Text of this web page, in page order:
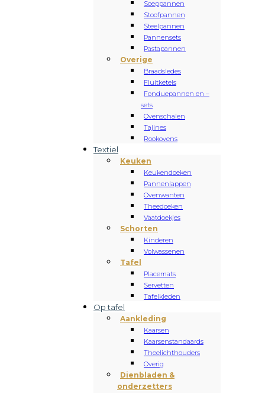
Soeppannen
Stoofpannen
Steelpannen
Pannensets
Pastapannen
Overige
Braadsledes
Fluitketels
Fonduepannen en –
sets
Ovenschalen
Tajines
Rookovens
Textiel
Keuken
Keukendoeken
Pannenlappen
Ovenwanten
Theedoeken
Vaatdoekjes
Schorten
Kinderen
Volwassenen
Tafel
Placemats
Servetten
Tafelkleden
Op tafel
Aankleding
Kaarsen
Kaarsenstandaards
Theelichthouders
Overig
Dienbladen &
onderzetters